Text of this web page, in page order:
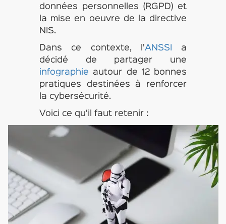
données personnelles (RGPD) et
la mise en oeuvre de la directive
NIS.
Dans ce contexte, l’ANSSI
a
décidé de partager une
infographie autour de 12 bonnes
pratiques destinées à renforcer
la cybersécurité.
Voici ce qu’il faut retenir :